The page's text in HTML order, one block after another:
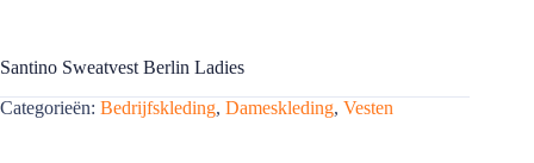
Santino Sweatvest Berlin Ladies
Categorieën: Bedrijfskleding, Dameskleding, Vesten